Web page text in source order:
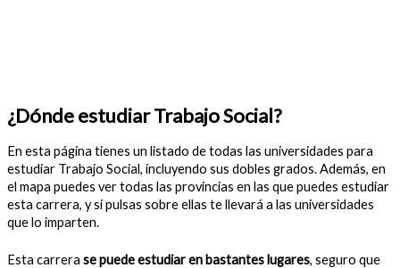
¿Dónde estudiar Trabajo Social?
En esta página tienes un listado de todas las universidades para
estudiar Trabajo Social, incluyendo sus dobles grados. Además, en
el mapa puedes ver todas las provincias en las que puedes estudiar
esta carrera, y si pulsas sobre ellas te llevará a las universidades
que lo imparten.
Esta carrera se puede estudiar en bastantes lugares, seguro que